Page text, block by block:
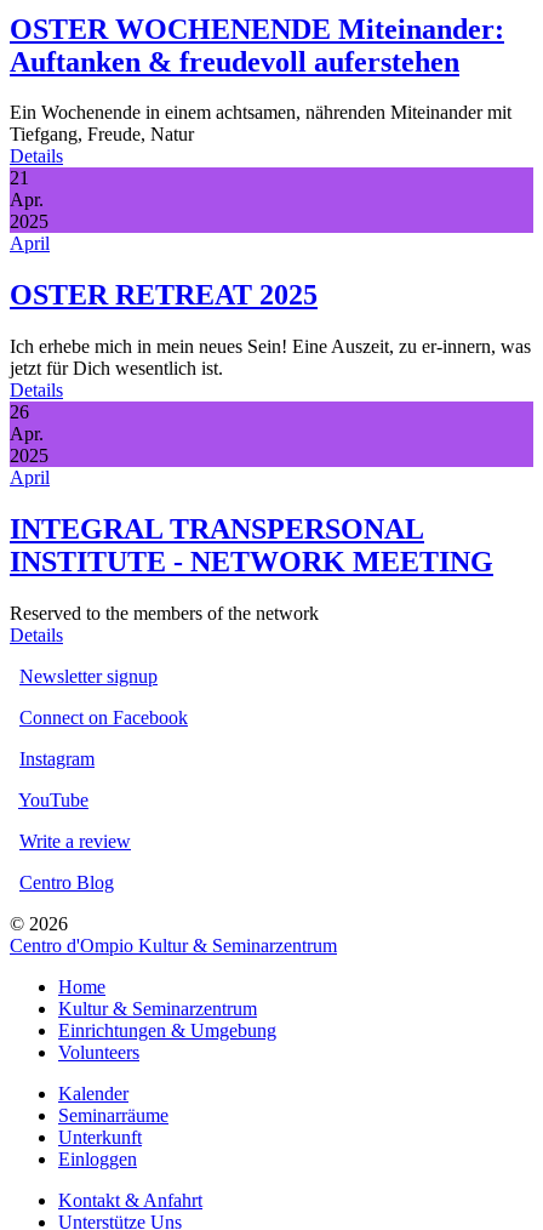
OSTER WOCHENENDE Miteinander:
Auftanken & freudevoll auferstehen
Ein Wochenende in einem achtsamen, nährenden Miteinander mit
Tiefgang, Freude, Natur
Details
21
Apr.
2025
April
OSTER RETREAT 2025
Ich erhebe mich in mein neues Sein! Eine Auszeit, zu er-innern, was
jetzt für Dich wesentlich ist.
Details
26
Apr.
2025
April
INTEGRAL TRANSPERSONAL
INSTITUTE - NETWORK MEETING
Reserved to the members of the network
Details
Newsletter signup
Connect on Facebook
Instagram
YouTube
Write a review
Centro Blog
© 2026
Centro d'Ompio Kultur & Seminarzentrum
Home
Kultur & Seminarzentrum
Einrichtungen & Umgebung
Volunteers
Kalender
Seminarräume
Unterkunft
Einloggen
Kontakt & Anfahrt
Unterstütze Uns